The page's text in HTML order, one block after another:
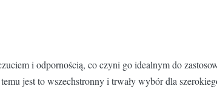
i odpornością, co czyni go idealnym do
jest to wszechstronny i trwały wybór dla